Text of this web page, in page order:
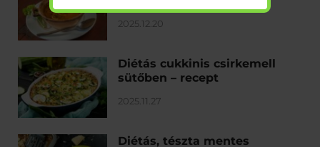
2025.12.20
Diétás cukkinis csirkemell
sütőben – recept
2025.11.27
Diétás, tészta mentes